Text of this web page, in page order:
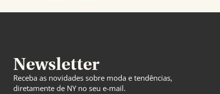
Newsletter
Receba as novidades sobre moda e tendências,
diretamente de NY no seu e-mail.